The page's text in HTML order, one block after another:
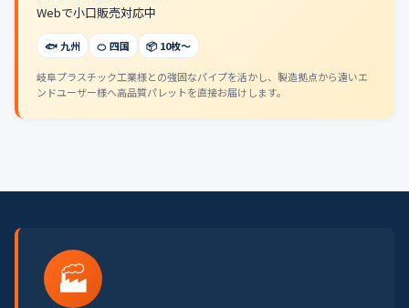
Webで小口販売対応中
🐟 九州 🍊 四国 📦 10枚〜
岐阜プラスチック工業様との強固なパイプを活かし、製造拠点から遠いエ
ンドユーザー様へ高品質パレットを直接お届けします。
🏭